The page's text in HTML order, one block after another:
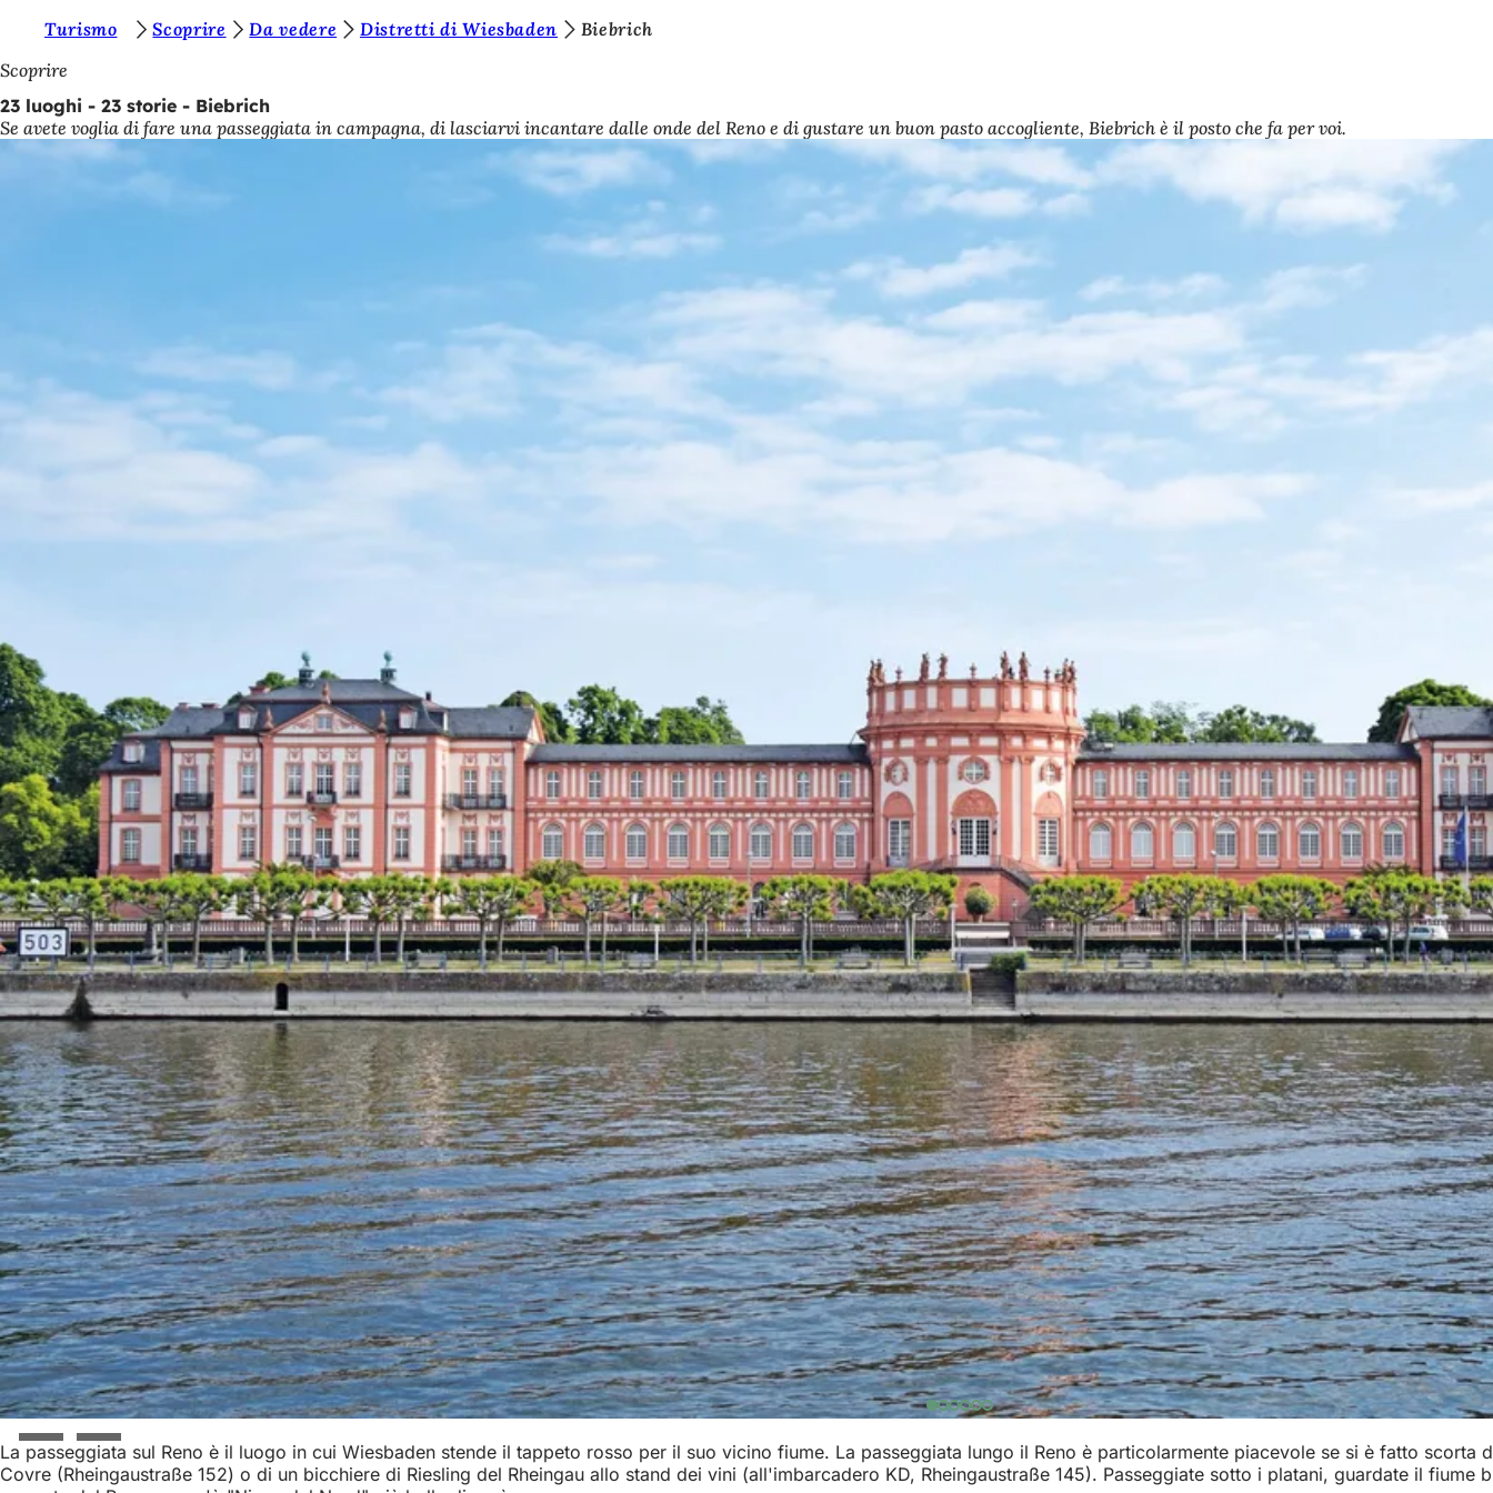
Vai al contenuto
i
e
t
Turismo Scoprire Da vedere Distretti di Wiesbaden
Biebrich
Scoprire
23 luoghi - 23 storie - Biebrich
Se avete voglia di fare una passeggiata in campagna, di lasciarvi incantare dalle onde del Reno e di gustare un buon pasto accogliente, Biebrich è il posto che fa per voi.
La passeggiata sul Reno è il luogo in cui Wiesbaden stende il tappeto rosso per il suo vicino fiume. La passeggiata lungo il Reno è particolarmente piacevole se si è fatto scorta
Covre (Rheingaustraße 152) o di un bicchiere di Riesling del Rheingau allo stand dei vini (all'imbarcadero KD, Rheingaustraße 145). Passeggiate sotto i platani, guardate il fiume